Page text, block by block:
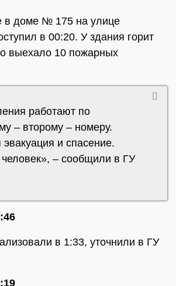
в доме № 175 на улице
в 00:20. У здания горит
выехало 10 пожарных
работают по
– второму – номеру.
и спасение.
– сообщили в ГУ
в 1:33, уточнили в ГУ